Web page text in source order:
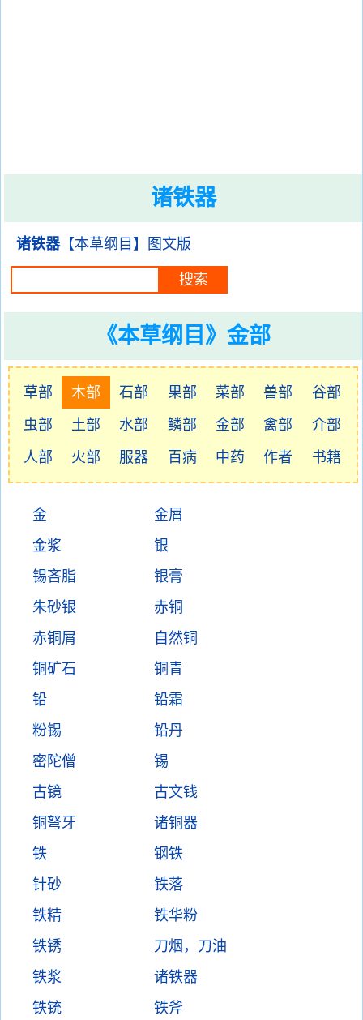
诸铁器
诸铁器【本草纲目】图文版
《本草纲目》金部
草部 木部 石部 果部 菜部 兽部
谷部
虫部
土部 水部 鳞部 金部 禽部
介部
人部
火部 服器 百病 中药 作者 书籍
金
金屑
金浆
银
锡吝脂
银膏
朱砂银
赤铜
赤铜屑
自然铜
铜矿石
铜青
铅
铅霜
粉锡
铅丹
密陀僧
锡
古镜
古文钱
铜弩牙
诸铜器
铁
钢铁
针砂
铁落
铁精
铁华粉
铁锈
刀烟，刀油
铁浆
诸铁器
铁铳
铁斧